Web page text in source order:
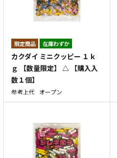
在庫わずか
カクダイ ミニクッピー １ｋ
ｇ 【数量限定】 △ 【購入入
数１個】
参考上代 オープン